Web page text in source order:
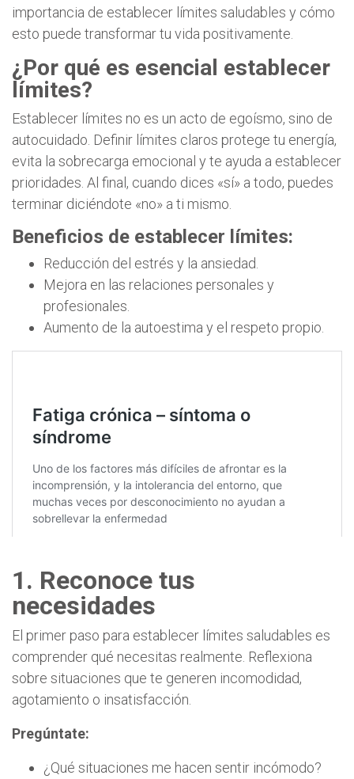
importancia de establecer límites saludables y cómo
esto puede transformar tu vida positivamente.
¿Por qué es esencial establecer
límites?
Establecer límites no es un acto de egoísmo, sino de
autocuidado. Definir límites claros protege tu energía,
evita la sobrecarga emocional y te ayuda a establecer
prioridades. Al final, cuando dices «sí» a todo, puedes
terminar diciéndote «no» a ti mismo.
Beneficios de establecer límites:
Reducción del estrés y la ansiedad.
Mejora en las relaciones personales y
profesionales.
Aumento de la autoestima y el respeto propio.
1. Reconoce tus
necesidades
El primer paso para establecer límites saludables es
comprender qué necesitas realmente. Reflexiona
sobre situaciones que te generen incomodidad,
agotamiento o insatisfacción.
Pregúntate:
¿Qué situaciones me hacen sentir incómodo?